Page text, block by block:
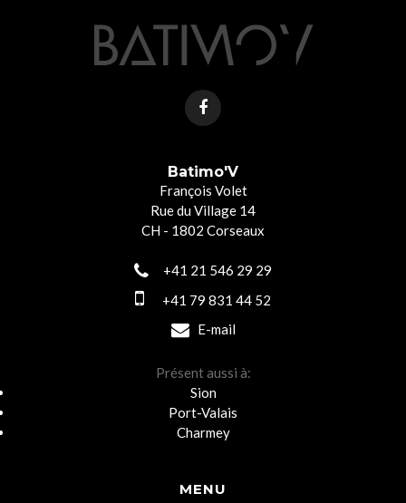
MENU
Batimo'V
François Volet
Rue du Village 14
CH - 1802 Corseaux
+41 21 546 29 29
+41 79 831 44 52
E-mail
Présent aussi à:
Sion
Port-Valais
Charmey